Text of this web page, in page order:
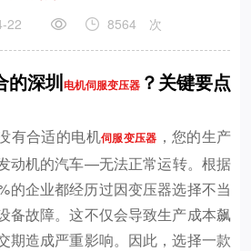
22 8564 次
的深圳电机伺服变压器 ？关键要点
有合适的电机伺服变压器 ，您的生产
动机的汽车—无法正常运转。根据
的企业都经历过因变压器选择不当
备故障。这不仅会导致生产成本飙
期造成严重影响。因此，选择一款